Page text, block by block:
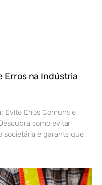
Erros na Indústria
Evite Erros Comuns e
como evitar
societária e garanta que